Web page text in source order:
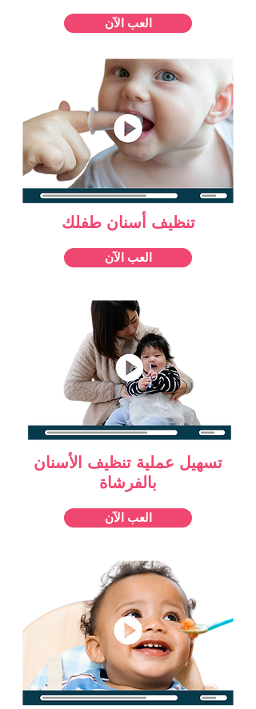
العب الآن
تنظيف أسنان طفلك
العب الآن
تسهيل عملية تنظيف الأسنان
بالفرشاة
العب الآن